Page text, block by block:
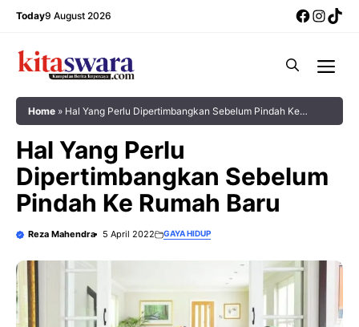
Skip
content
Today9 August 2026
Home » Hal Yang Perlu Dipertimbangkan Sebelum Pindah Ke
Hal Yang Perlu
Dipertimbangkan Sebelum
Pindah Ke Rumah Baru
Reza Mahendra 5 April 2022 GAYA HIDUP